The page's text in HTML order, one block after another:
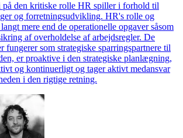
på den kritiske rolle HR spiller i forhold til
og forretningsudvikling. HR's rolle og
mere end de operationelle opgaver såsom
af overholdelse af arbejdsregler. De
fungerer som strategiske sparringspartnere til
er proaktive i den strategiske planlægning,
og kontinuerligt og tager aktivt medansvar
i den rigtige retning.